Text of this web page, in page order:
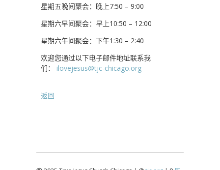
星期五晚间聚会：晚上7:50 – 9:00
星期六早间聚会：早上10:50 – 12:00
星期六午间聚会：下午1:30 – 2:40
欢迎您通过以下电子邮件地址联系我
们： ilovejesus@tjc-chicago.org
返回